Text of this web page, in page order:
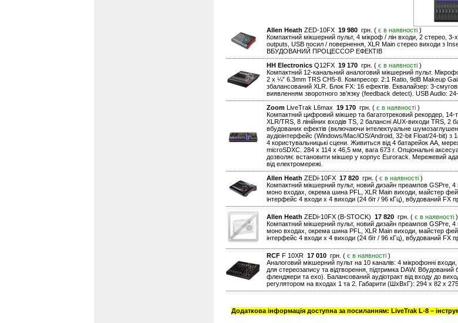
Allen Heath ZED-10FX 19 980 грн. ( є в наявності )
Компактний мікшерний пульт, 4 мікроф / лін входи, 2 стерео,
outputs, USB посил / повернення, XLR Main стерео виходи з
ВБУДОВАНИЙ ПРОЦЕССОР ЕФЕКТІВ
HH Electronics Q12FX 19 170 грн. ( є в наявності )
Компактний 12-канальний аналоговий мікшерний пульт.
2 x ¼” 6.3mm TRS CH5-8. Компресор: 2:1 Ratio, 9dB Makeup
збалансований XLR. Блок FX: 16 ефектів. Еквалайзер: 3-
виявленням зворотного зв’язку (feedback detect). USB Audio:
Zoom LiveTrak L6max 19 170 грн. ( є в наявності )
Компактний цифровий мікшер та багатотрековий рекордер,
XLR/TRS, 8 лінійних входів TS, 2 балансні AUX-виходи TRS,
вбудованих ефектів (включаючи інтелектуальне
аудіоінтерфейс (Windows/Mac/iOS/Android, 32-bit Float/24-bit) з
4 користувальницькі сцени. Живиться від 4 батарейок AA,
microSDXC. 284 х 114 х 46,5 мм, вага 673 г. Опціональні
дозволяє встановити мікшер у корпус Eurorack. Мережевий
від електромережі.
Allen Heath ZEDi-10FX 17 820 грн. ( є в наявності )
Компактний мікшерний пульт, новий дизайн преампов GSPre,
моно входах, окрема шина PFL, XLR Main виходи, майстер
інтерфейс 4 входи х 4 виходи (24 біт / 96 кГц), вбудований FX
Allen Heath ZEDi-10FX (B-STOCK) 17 820 грн. ( є в наявності )
Компактний мікшерний пульт, новий дизайн преампов GSPre,
моно входах, окрема шина PFL, XLR Main виходи, майстер
інтерфейс 4 входи х 4 виходи (24 біт / 96 кГц), вбудований FX
RCF F 10XR 17 010 грн. ( є в наявності )
Аналоговий мікшерний пульт на 10 каналів: 4 мікрофонні
для стереозапису та відтворення, підтримка DAW.
фленджери та ехо). Балансований аудіотракт від входу до
регулятором на входах 1 та 2. Габарити (ШхВхГ): 294 x 82 x
Додаткова інформація доступна за посиланням: LiveTrak L-8 –